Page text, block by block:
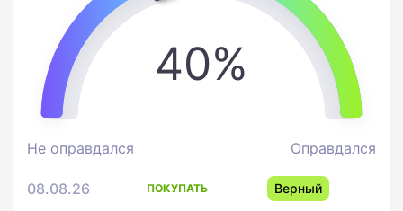
40%
Не оправдался Оправдался
08.08.26 ПОКУПАТЬ Верный